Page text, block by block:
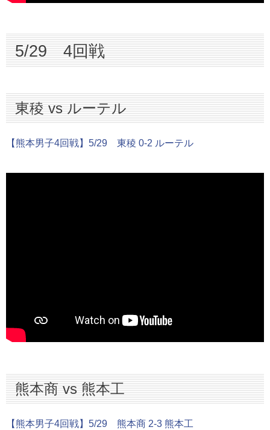
5/29 4回戦
東稜 vs ルーテル
【熊本男子4回戦】5/29 東稜 0-2 ルーテル
熊本商 vs 熊本工
【熊本男子4回戦】5/29 熊本商 2-3 熊本工